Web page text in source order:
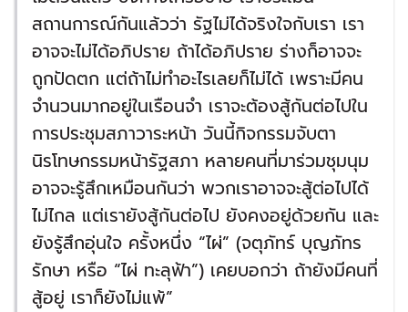
สถานการณ์กันแล้วว่า รัฐไม่ได้จริงใจกับเรา เรา
อาจจะไม่ได้อภิปราย ถ้าได้อภิปราย ร่างก็อาจจะ
ถูกปัดตก แต่ถ้าไม่ทำอะไรเลยก็ไม่ได้ เพราะมีคน
จำนวนมากอยู่ในเรือนจำ เราจะต้องสู้กันต่อไปใน
การประชุมสภาวาระหน้า วันนี้กิจกรรมจับตา
นิรโทษกรรมหน้ารัฐสภา หลายคนที่มาร่วมชุมนุม
อาจจะรู้สึกเหมือนกันว่า พวกเราอาจจะสู้ต่อไปได้
ไม่ไกล แต่เรายังสู้กันต่อไป ยังคงอยู่ด้วยกัน และ
ยังรู้สึกอุ่นใจ ครั้งหนึ่ง “ไผ่” (จตุภัทร์ บุญภัทร
รักษา หรือ “ไผ่ ทะลุฟ้า”) เคยบอกว่า ถ้ายังมีคนที่
สู้อยู่ เราก็ยังไม่แพ้”